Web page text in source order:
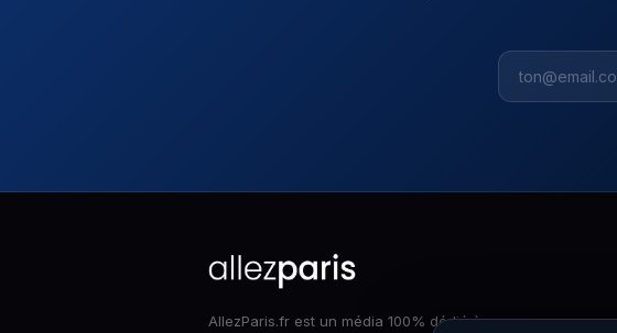
AllezParis.fr est un média 100% dédié à